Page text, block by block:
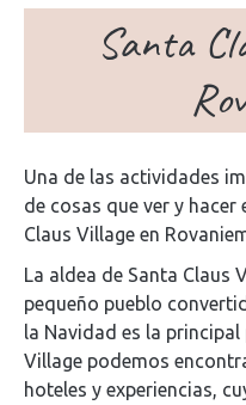
Santa
Una de las actividades
de cosas que ver y hacer
Claus Village en
La aldea de Santa Claus
pequeño pueblo
la Navidad es la
Village podemos
hoteles y experiencias,